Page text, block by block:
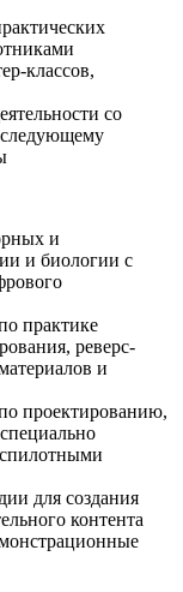
классов,
со
и
и биологии с
практике
реверс-
и
проектированию,
для создания
контента